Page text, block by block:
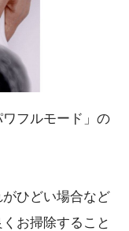
フルモード」の
ひどい場合など
お掃除すること